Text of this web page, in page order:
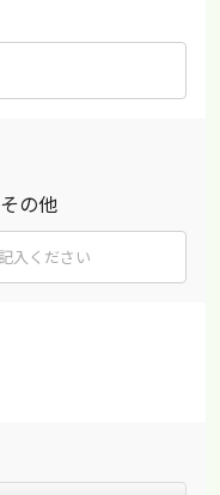
その他